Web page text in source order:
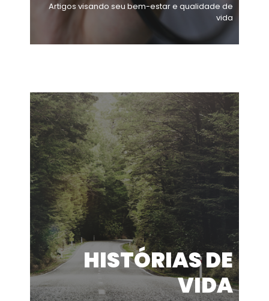
Artigos visando seu bem-estar e qualidade de
vida
HISTÓRIAS DE
VIDA